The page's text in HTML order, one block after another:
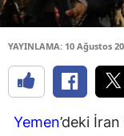
YAYINLAMA: 10 Ağustos
Yemen’deki